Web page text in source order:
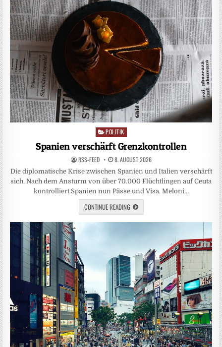
Posted
in
POLITIK
Spanien verschärft Grenzkontrollen
RSS-FEED 8. AUGUST 2026
Die diplomatische Krise zwischen Spanien und Italien verschärft
sich. Nach dem Ansturm von über 70.000 Flüchtlingen auf Ceuta
kontrolliert Spanien nun Pässe und Visa. Meloni…
CONTINUE READING